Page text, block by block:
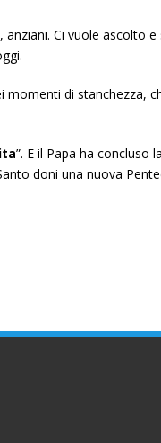
Ci vuole ascolto
di stanchezza,
”. E il Papa ha concluso
doni una nuova